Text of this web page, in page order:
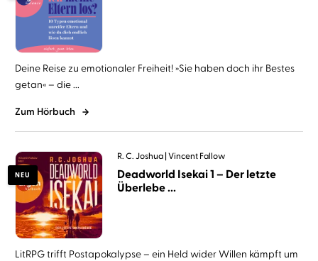
Deine Reise zu emotionaler Freiheit! »Sie haben doch ihr Bestes
getan« – die ...
Zum Hörbuch
NEU
R. C. Joshua Vincent Fallow
Deadworld Isekai 1 – Der letzte
Überlebe ...
LitRPG trifft Postapokalypse – ein Held wider Willen kämpft um